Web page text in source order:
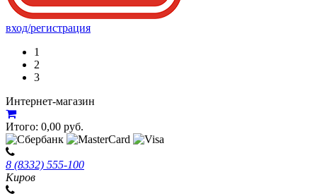
вход/регистрация
1
2
3
Интернет-магазин
Итого: 0,00 руб.
8 (8332) 555-100
Киров